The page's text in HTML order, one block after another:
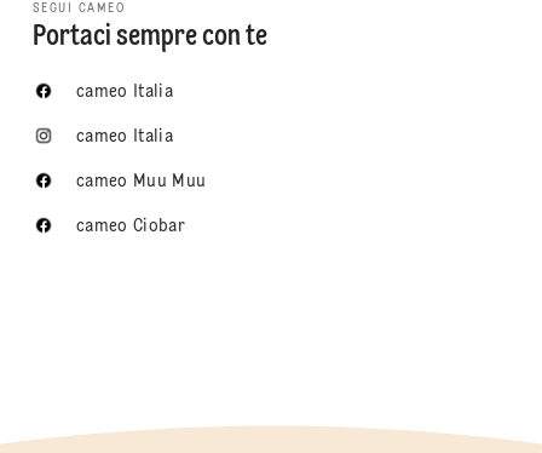
SEGUI CAMEO
Portaci sempre con te
cameo Italia
cameo Italia
cameo Muu Muu
cameo Ciobar